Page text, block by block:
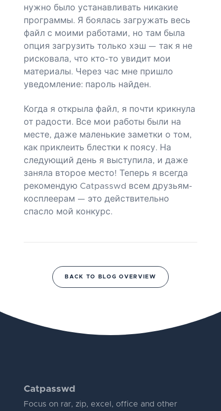
нужно было устанавливать никакие
программы. Я боялась загружать весь
файл с моими работами, но там была
опция загрузить только хэш — так я не
рисковала, что кто-то увидит мои
материалы. Через час мне пришло
уведомление: пароль найден.
Когда я открыла файл, я почти крикнула
от радости. Все мои работы были на
месте, даже маленькие заметки о том,
как приклеить блестки к поясу. На
следующий день я выступила, и даже
заняла второе место! Теперь я всегда
рекомендую Catpasswd всем друзьям-
косплеерам — это действительно
спасло мой конкурс.
BACK TO BLOG OVERVIEW
Catpasswd
Focus on rar, zip, excel, office and other